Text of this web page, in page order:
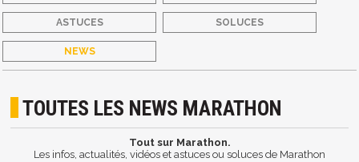
ASTUCES SOLUCES
NEWS
TOUTES LES NEWS MARATHON
Tout sur Marathon.
Les infos, actualités, vidéos et astuces ou soluces de Marathon